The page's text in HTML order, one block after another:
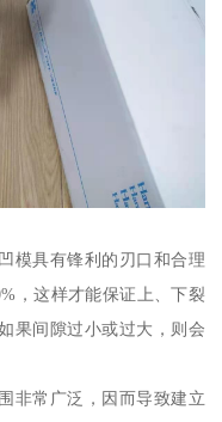
模具有锋利的刃口和合理
，这样才能保证上、下裂
果间隙过小或过大，则会
非常广泛，因而导致建立